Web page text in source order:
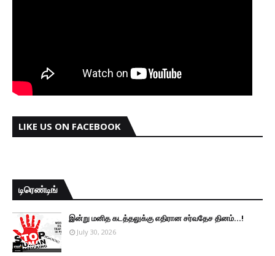
LIKE US ON FACEBOOK
டிரெண்டிங்
இன்று மனித கடத்தலுக்கு எதிரான சர்வதேச தினம்...!
July 30, 2026